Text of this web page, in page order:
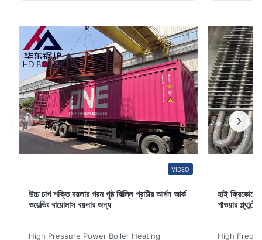
করা জল আগত ...
VIDEO
উচ্চ চাপ শক্তি বয়লার গরম পৃষ্ঠ ঝিল্লি প্রাচীর আর্গন আর্ক
ওয়েল্ডিং বায়োমাস বয়লার জন্য
High Pressure Power Boiler Heating
হাই
পাওয়ার
High